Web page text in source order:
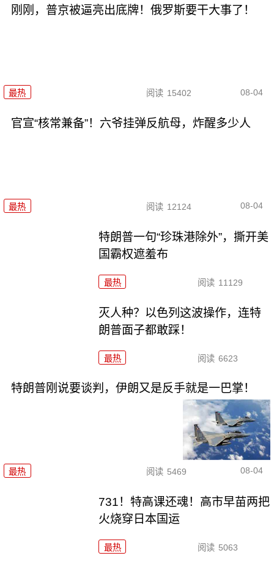
刚刚，普京被逼亮出底牌！俄罗斯要干大事了！
最热 阅读 15402 08-04
官宣“核常兼备”！六爷挂弹反航母，炸醒多少人
最热 阅读 12124 08-04
特朗普一句“珍珠港除外”，撕开美
国霸权遮羞布
最热 阅读 11129
灭人种？以色列这波操作，连特
朗普面子都敢踩！
最热 阅读 6623
特朗普刚说要谈判，伊朗又是反手就是一巴掌！
最热 阅读 5469 08-04
731！特高课还魂！高市早苗两把
火烧穿日本国运
最热 阅读 5063